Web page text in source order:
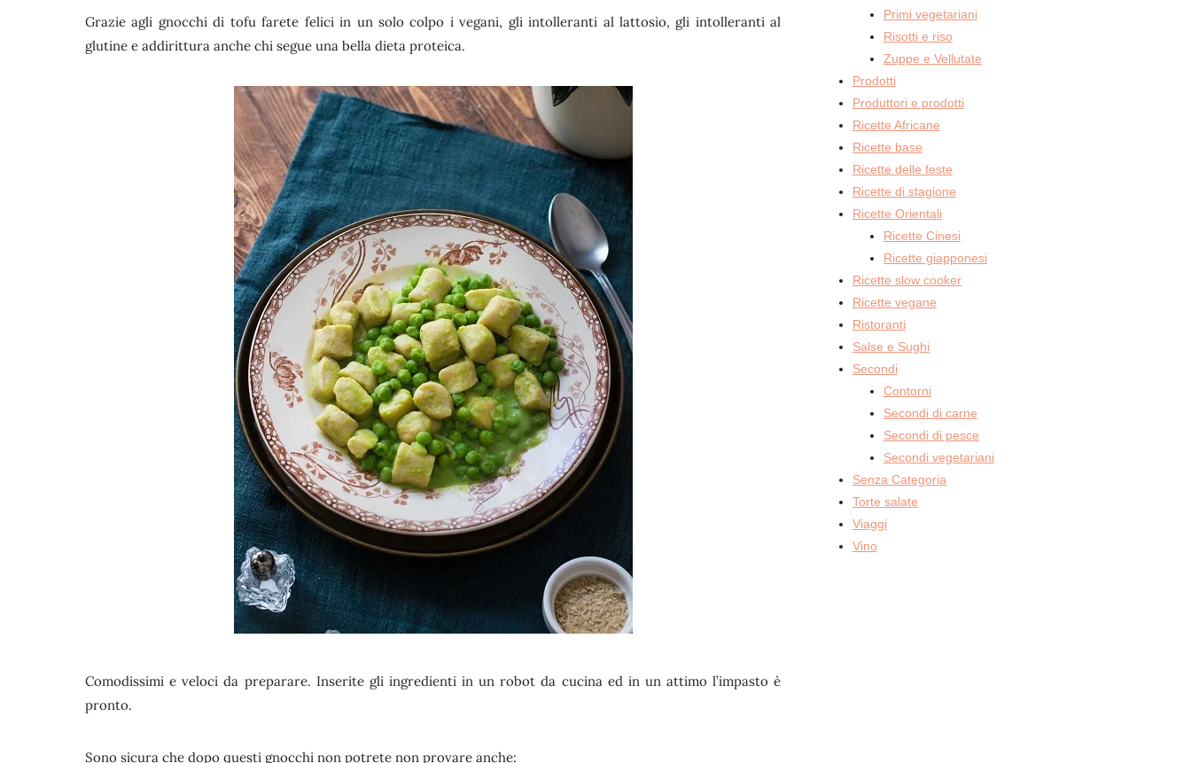
Grazie agli gnocchi di tofu farete felici in un solo colpo i vegani, gli intolleranti al lattosio, gli intolleranti al
glutine e addirittura anche chi segue una bella dieta proteica.
Comodissimi e veloci da preparare. Inserite gli ingredienti in un robot da cucina ed in un attimo l’impasto è
pronto.
Sono sicura che dopo questi gnocchi non potrete non provare anche:
Primi vegetariani
Risotti e riso
Zuppe e Vellutate
Prodotti
Produttori e prodotti
Ricette Africane
Ricette base
Ricette delle feste
Ricette di stagione
Ricette Orientali
Ricette Cinesi
Ricette giapponesi
Ricette slow cooker
Ricette vegane
Ristoranti
Salse e Sughi
Secondi
Contorni
Secondi di carne
Secondi di pesce
Secondi vegetariani
Senza Categoria
Torte salate
Viaggi
Vino